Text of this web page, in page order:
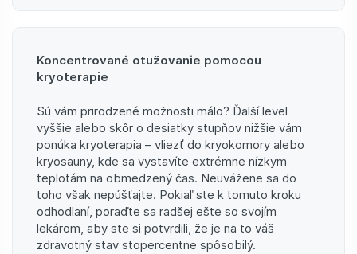
Koncentrované otužovanie pomocou
kryoterapie
Sú vám prirodzené možnosti málo? Ďalší level
vyššie alebo skôr o desiatky stupňov nižšie vám
ponúka kryoterapia – vliezť do kryokomory alebo
kryosauny, kde sa vystavíte extrémne nízkym
teplotám na obmedzený čas. Neuvážene sa do
toho však nepúšťajte. Pokiaľ ste k tomuto kroku
odhodlaní, poraďte sa radšej ešte so svojím
lekárom, aby ste si potvrdili, že je na to váš
zdravotný stav stopercentne spôsobilý.